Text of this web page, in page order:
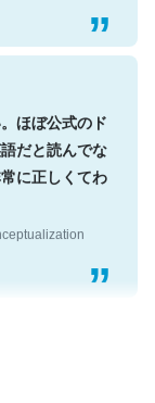
ほぼ公式のド
だと読んでな
に正しくてわ
編来た